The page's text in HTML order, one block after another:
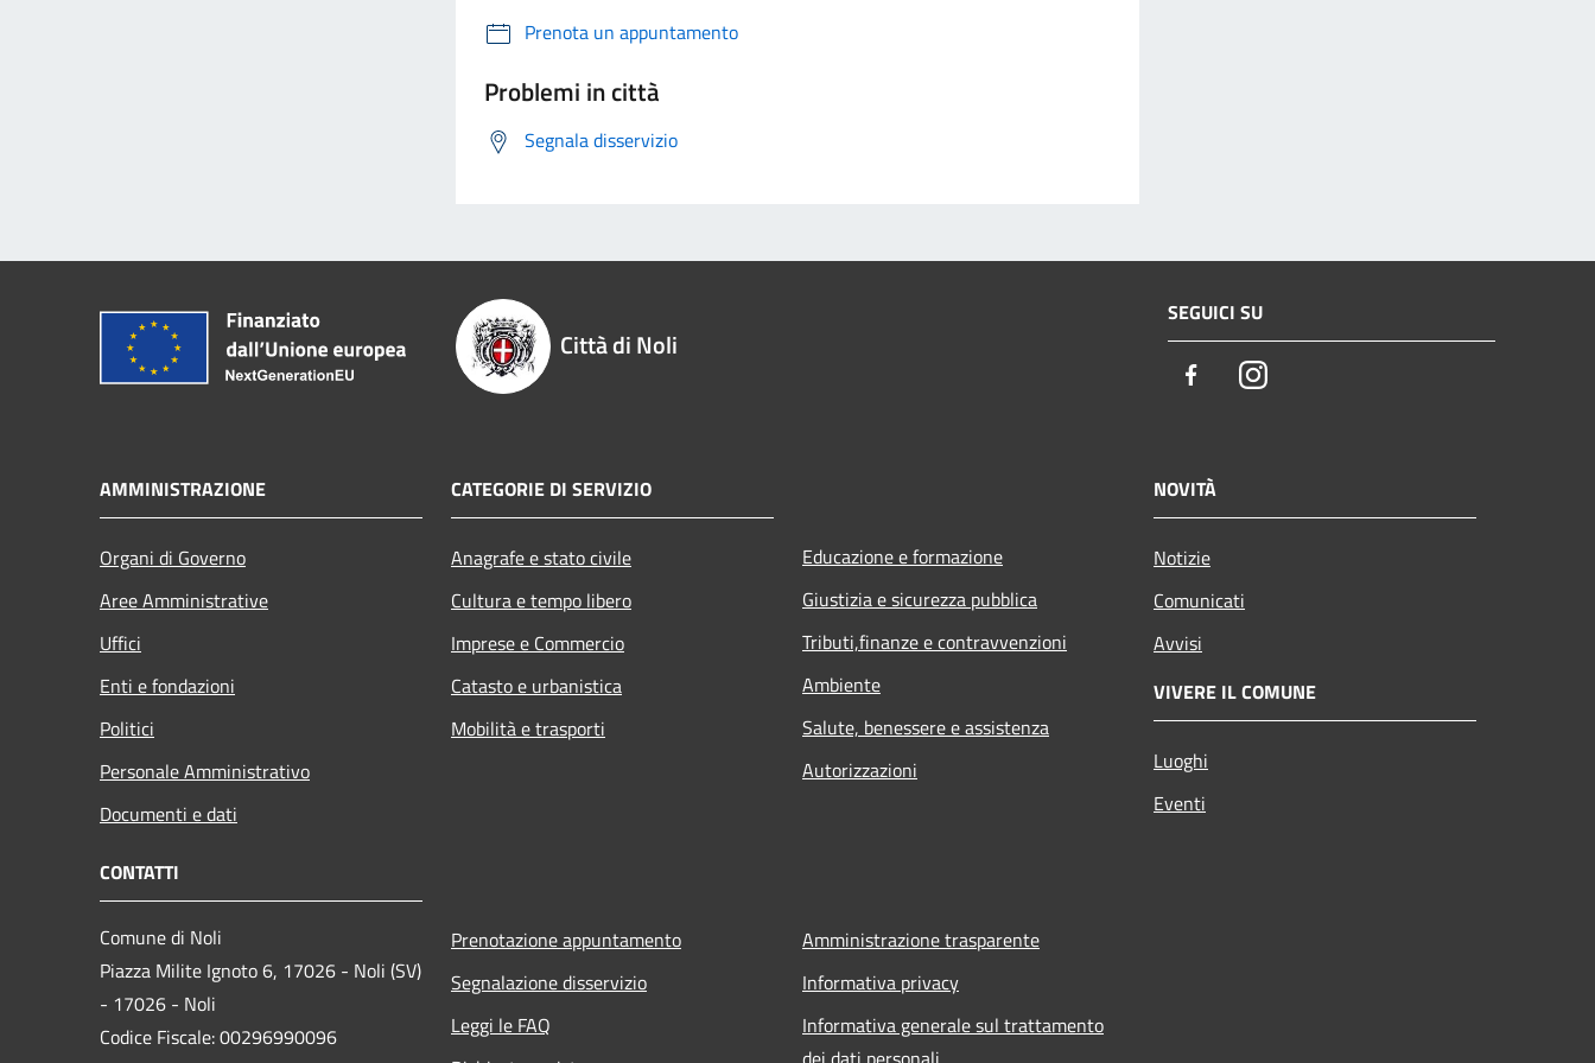
Prenota un appuntamento
Problemi in città
Segnala disservizio
Città di Noli
SEGUICI SU
FacebookInstagram
AMMINISTRAZIONE
Organi di Governo
Aree Amministrative
Uffici
Enti e fondazioni
Politici
Personale Amministrativo
Documenti e dati
CATEGORIE DI SERVIZIO
Anagrafe e stato civile
Cultura e tempo libero
Imprese e Commercio
Catasto e urbanistica
Mobilità e trasporti
Educazione e formazione
Giustizia e sicurezza pubblica
Tributi,finanze e contravvenzioni
Ambiente
Salute, benessere e assistenza
Autorizzazioni
NOVITÀ
Notizie
Comunicati
Avvisi
VIVERE IL COMUNE
Luoghi
Eventi
CONTATTI
Comune di Noli
Piazza Milite Ignoto 6, 17026 - Noli (SV)
- 17026 - Noli
Codice Fiscale: 00296990096
Prenotazione appuntamento
Segnalazione disservizio
Leggi le FAQ
Amministrazione trasparente
Informativa privacy
Informativa generale sul trattamento